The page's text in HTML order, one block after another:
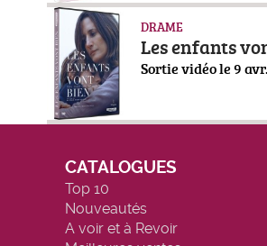
DRAME
Les enfants
Sortie vidéo le 9
CATALOGUES
Top 10
Nouveautés
A voir et à Revoir